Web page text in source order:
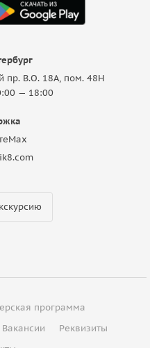
пр. В.О. 18A, пом. 48Н
— 18:00
Max
программа
Вакансии
Реквизиты